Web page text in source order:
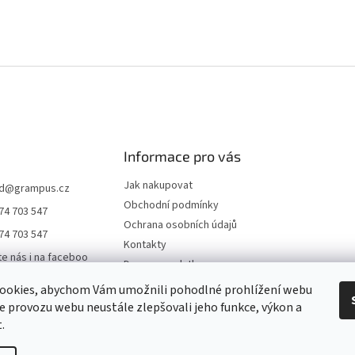
abychom Vám umožnili pohodlné prohlížení webu
provozu webu neustále zlepšovali jeho funkce, výkon a
@grampus.cz
703 547
703 547
nás i na faceboo
Informace pro vás
Jak nakupovat
Obchodní podmínky
Ochrana osobních údajů
Kontakty
Doprava a platba